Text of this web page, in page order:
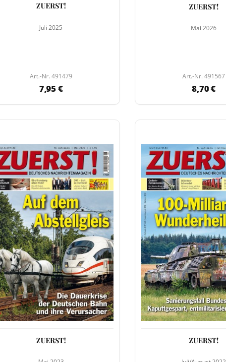
ZUERST!
Juli 2025
Art.-Nr. 491479
7,95 €
ZUERST!
Mai 2026
Art.-Nr. 491567
8,70 €
ZUERST! ZUERST!